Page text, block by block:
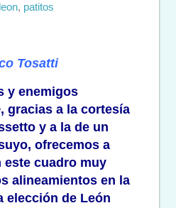
leon, patitos
Tosatti
y enemigos
, gracias a la cortesía
y a la de un
ofrecemos a
este cuadro muy
alineamientos en la
elección de León